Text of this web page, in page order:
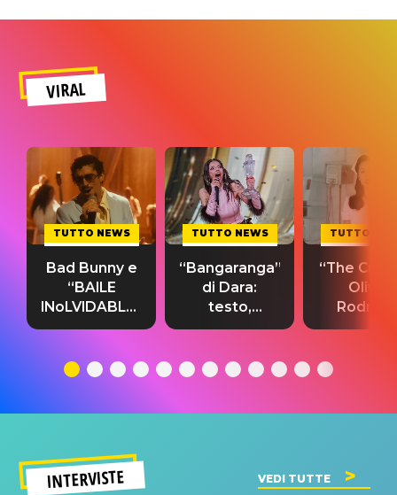
VIRAL
TUTTO NEWS
Bad Bunny e
“BAILE
INoLVIDABLE”:
testo,
significato
TUTTO NEWS
“Bangaranga”
di Dara:
testo,
traduzione e
del singolo
TUTTO
“The
Olivia
testo,
INTERVISTE VEDI TUTTE